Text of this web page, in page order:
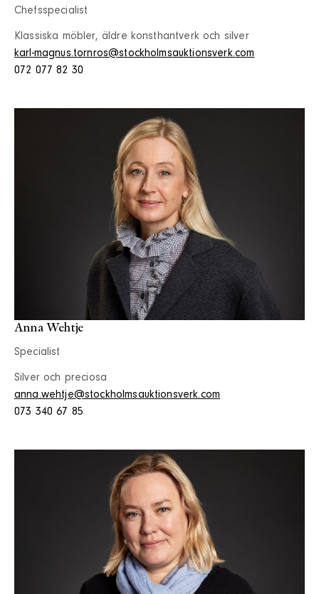
Chefsspecialist
Klassiska möbler, äldre konsthantverk och silver
karl-magnus.tornros@stockholmsauktionsverk.com
072 077 82 30
Anna Wehtje
Specialist
Silver och preciosa
anna.wehtje@stockholmsauktionsverk.com
073 340 67 85